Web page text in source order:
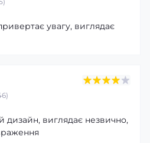
увагу, виглядає
виглядає незвично,